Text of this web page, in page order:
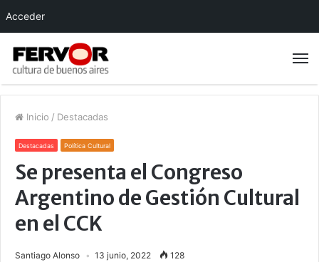
Inicio / Destacadas
Destacadas Política Cultural
Se presenta el Congreso
Argentino de Gestión Cultural
en el CCK
Santiago Alonso 13 junio, 2022 128
Acceder